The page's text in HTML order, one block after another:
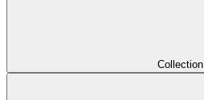
Collection